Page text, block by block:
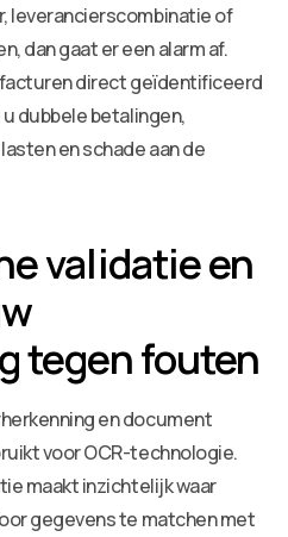
leverancierscombinatie of
dan gaat er een alarm af.
direct geïdentificeerd
dubbele betalingen,
en schade aan de
validatie en
tegen fouten
en document
voor OCR-technologie.
maakt inzichtelijk waar
gegevens te matchen met